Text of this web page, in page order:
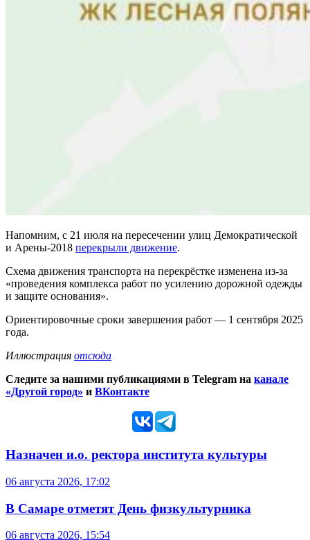
Напомним, с 21 июля на пересечении улиц Демократической
и Арены-2018 перекрыли движение.
Схема движения транспорта на перекрёстке изменена из-за
«проведения комплекса работ по усилению дорожной одежды
и защите основания».
Ориентировочные сроки завершения работ — 1 сентября 2025
года.
Иллюстрация отсюда
Следите за нашими публикациями в Telegram на канале
«Другой город» и ВКонтакте
Назначен и.о. ректора института культуры
06 августа 2026, 17:02
В Самаре отметят День физкультурника
06 августа 2026, 15:54